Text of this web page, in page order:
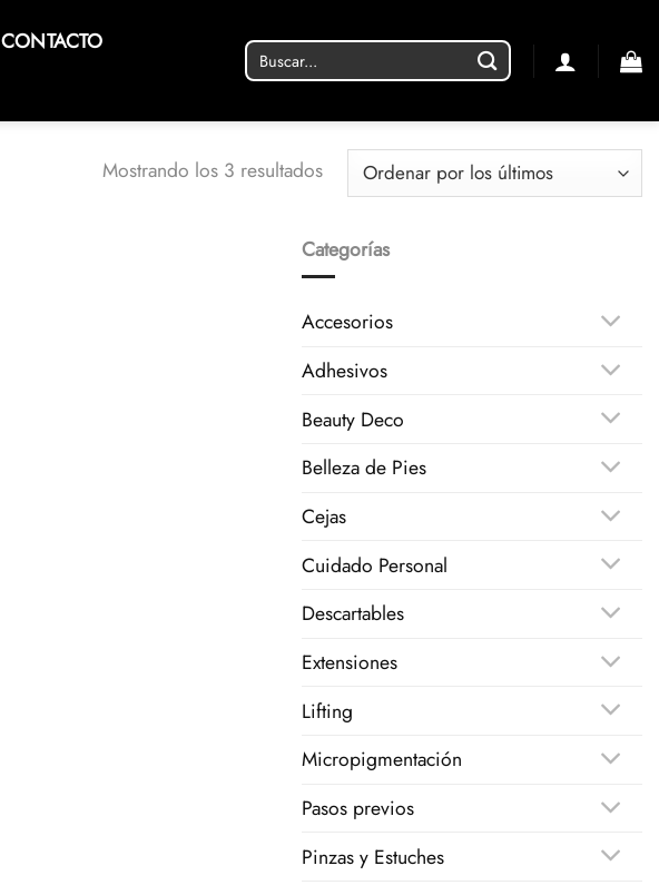
CONTACTO
Buscar
por:
Mostrando los 3 resultadosOrdenado
por
últimos
Categorías
Accesorios
Adhesivos
Beauty Deco
Belleza de Pies
Cejas
Cuidado Personal
Descartables
Extensiones
Lifting
Micropigmentación
Pasos previos
Pinzas y Estuches